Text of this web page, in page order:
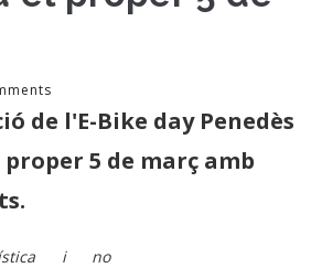
de l'E-Bike day Penedès
5 de març amb
i no